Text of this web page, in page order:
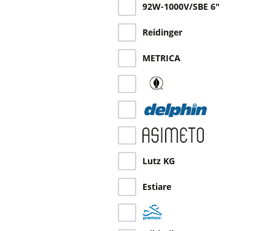
92W-1000V/SBE 6"
Reidinger
METRICA
Lutz KG
Estiare